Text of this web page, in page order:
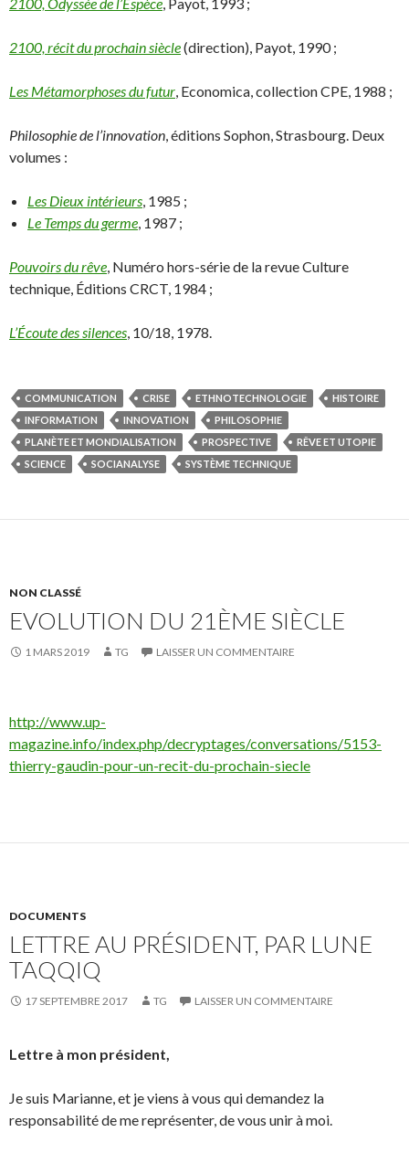
2100, récit du prochain siècle(direction), Payot, 1990 ;
Les Métamorphoses du futur , Economica, collection CPE, 1988 ;
Philosophie de l’innovation , éditions Sophon, Strasbourg. Deux
volumes :
Les Dieux intérieurs , 1985 ;
Le Temps du germe , 1987 ;
Pouvoirs du rêve , Numéro hors-série de la revue Culture
technique, Éditions CRCT, 1984 ;
L’Écoute des silences , 10/18, 1978.
COMMUNICATION CRISE ETHNOTECHNOLOGIE
HISTOIRE
INFORMATION
INNOVATION
PHILOSOPHIE
PLANÈTE ET MONDIALISATION
PROSPECTIVE
RÊVE ET UTOPIE
SCIENCE
SOCIANALYSE SYSTÈME TECHNIQUE
NON CLASSÉ
EVOLUTION DU 21ÈME SIÈCLE
1 MARS 2019 TG LAISSER UN COMMENTAIRE
http://www.up-
magazine.info/index.php/decryptages/conversations/5153-
thierry-gaudin-pour-un-recit-du-prochain-siecle
DOCUMENTS
LETTRE AU PRÉSIDENT, PAR LUNE
TAQQIQ
17 SEPTEMBRE 2017 TG LAISSER UN COMMENTAIRE
Lettre à mon président,
Je suis Marianne, et je viens à vous qui demandez la
responsabilité de me représenter, de vous unir à moi.